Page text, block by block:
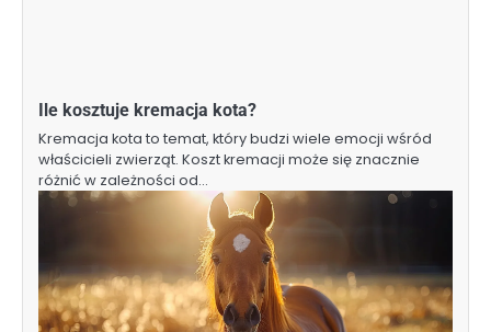
Ile kosztuje kremacja kota?
Kremacja kota to temat, który budzi wiele emocji wśród
właścicieli zwierząt. Koszt kremacji może się znacznie
różnić w zależności od…